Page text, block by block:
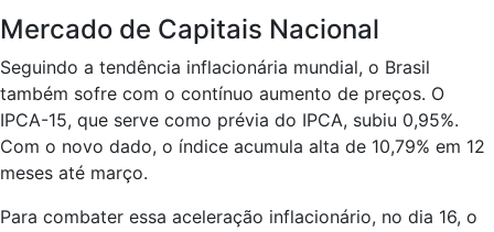
Mercado de Capitais Nacional
Seguindo a tendência inflacionária mundial, o Brasil
também sofre com o contínuo aumento de preços. O
IPCA-15, que serve como prévia do IPCA, subiu 0,95%.
Com o novo dado, o índice acumula alta de 10,79% em 12
meses até março.
Para combater essa aceleração inflacionário, no dia 16, o